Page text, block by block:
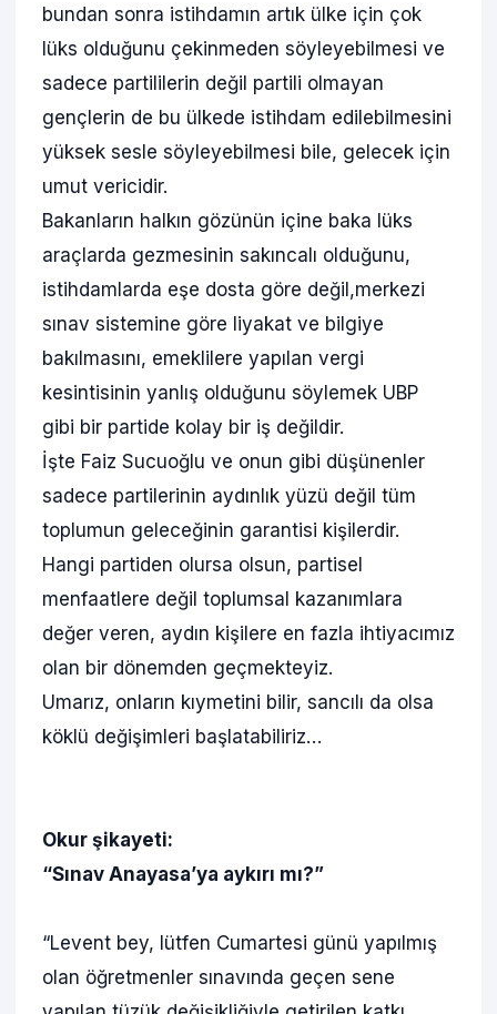
bundan sonra istihdamın artık ülke için çok
lüks olduğunu çekinmeden söyleyebilmesi ve
sadece partililerin değil partili olmayan
gençlerin de bu ülkede istihdam edilebilmesini
yüksek sesle söyleyebilmesi bile, gelecek için
umut vericidir.
Bakanların halkın gözünün içine baka lüks
araçlarda gezmesinin sakıncalı olduğunu,
istihdamlarda eşe dosta göre değil,merkezi
sınav sistemine göre liyakat ve bilgiye
bakılmasını, emeklilere yapılan vergi
kesintisinin yanlış olduğunu söylemek UBP
gibi bir partide kolay bir iş değildir.
İşte Faiz Sucuoğlu ve onun gibi düşünenler
sadece partilerinin aydınlık yüzü değil tüm
toplumun geleceğinin garantisi kişilerdir.
Hangi partiden olursa olsun, partisel
menfaatlere değil toplumsal kazanımlara
değer veren, aydın kişilere en fazla ihtiyacımız
olan bir dönemden geçmekteyiz.
Umarız, onların kıymetini bilir, sancılı da olsa
köklü değişimleri başlatabiliriz…
Okur şikayeti:
“Sınav Anayasa’ya aykırı mı?”
“Levent bey, lütfen Cumartesi günü yapılmış
olan öğretmenler sınavında geçen sene